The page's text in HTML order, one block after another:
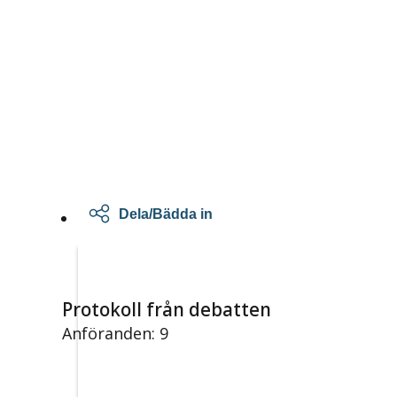
Dela/Bädda in
Protokoll från debatten
Anföranden: 9